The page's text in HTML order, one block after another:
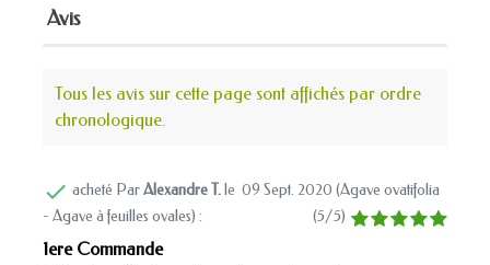
Avis
Tous les avis sur cette page sont affichés par ordre
chronologique.
 acheté ParAlexandre T. le 09 Sept. 2020 (Agave ovatifolia
- Agave à feuilles ovales) : (5/5)
1ere Commande